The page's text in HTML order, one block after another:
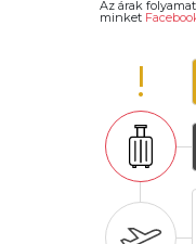
Az árak
minket
!